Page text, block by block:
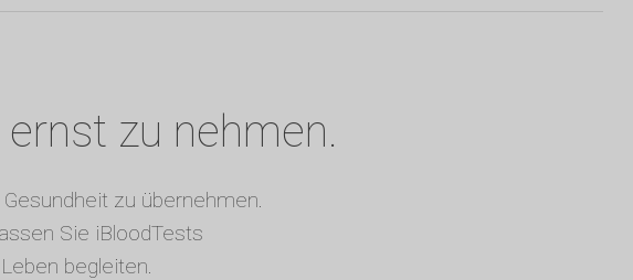
zu nehmen.
zu übernehmen.
Sie iBloodTests
begleiten.